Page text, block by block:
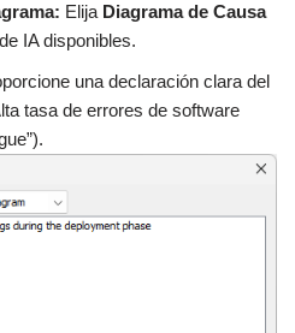
Elija Diagrama de Causa
IA disponibles.
una declaración clara del
tasa de errores de software